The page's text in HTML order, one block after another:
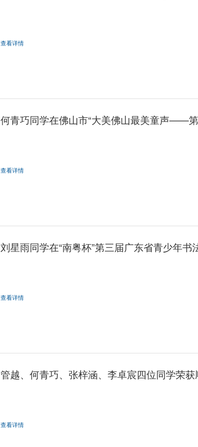
查看详情
何青巧同学在佛山市“大美佛山最美童声——
查看详情
刘星雨同学在“南粤杯”第三届广东省青少年书
查看详情
管越、何青巧、张梓涵、李卓宸四位同学荣
查看详情